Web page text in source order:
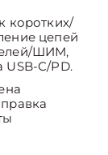
коротких/
цепей
ШИМ,
USB-C/PD.